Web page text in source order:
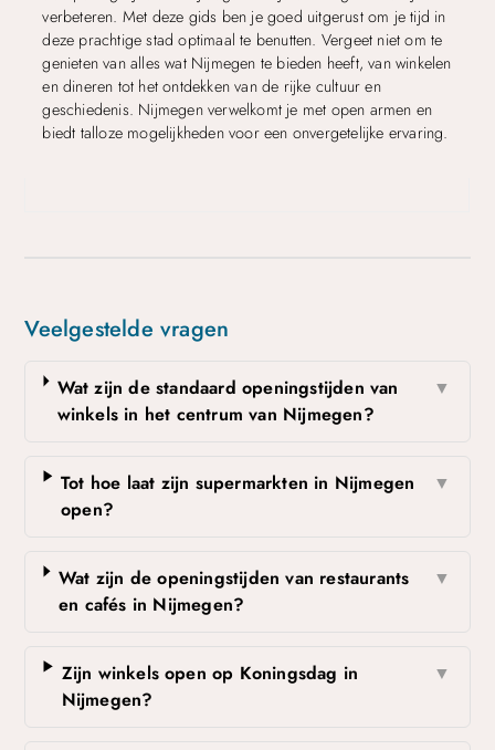
verbeteren. Met deze gids ben je goed uitgerust om je tijd in
deze prachtige stad optimaal te benutten. Vergeet niet om te
genieten van alles wat Nijmegen te bieden heeft, van winkelen
en dineren tot het ontdekken van de rijke cultuur en
geschiedenis. Nijmegen verwelkomt je met open armen en
biedt talloze mogelijkheden voor een onvergetelijke ervaring.
Veelgestelde vragen
Wat zijn de standaard openingstijden van
winkels in het centrum van Nijmegen?
▼
Tot hoe laat zijn supermarkten in Nijmegen
open?
▼
Wat zijn de openingstijden van restaurants
en cafés in Nijmegen?
▼
Zijn winkels open op Koningsdag in
Nijmegen?
▼